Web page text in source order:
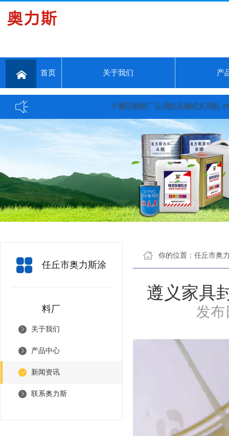
首页 关于我们 产
十堰万能胶厂 山灵款头戴式大耳机, HW600
任丘市奥力斯涂
料厂
关于我们
产品中心
新闻资讯
联系奥力斯
你的位置： 任丘市奥
遵义家具
发布